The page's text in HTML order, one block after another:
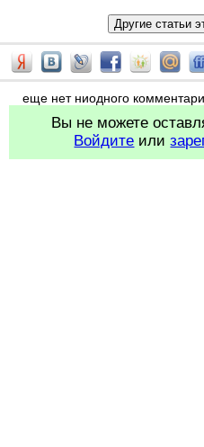
еще нет ниодного
Вы не можете
Войдите или